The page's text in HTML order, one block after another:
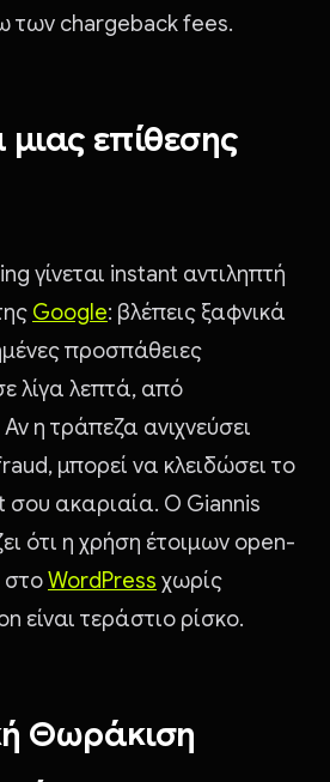
των chargeback fees.
επίθεσης
γίνεται instant αντιληπτή
Google: βλέπεις ξαφνικά
προσπάθειες
λίγα λεπτά, από
η τράπεζα ανιχνεύσει
μπορεί να κλειδώσει το
σου ακαριαία. Ο Giannis
ότι η χρήση έτοιμων open-
WordPress χωρίς
είναι τεράστιο ρίσκο.
Θωράκιση